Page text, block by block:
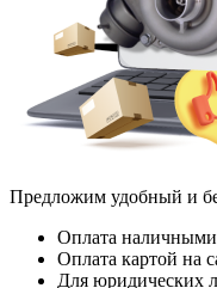
Предложим удобный и
Оплата наличными
Оплата картой на
Для юридических